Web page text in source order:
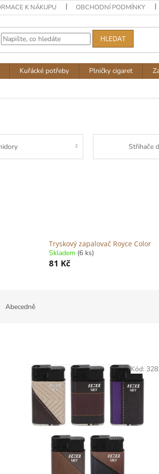
K NÁKUPU OBCHODNÍ PODMÍNKY
HLEDAT
Kuřácké potřeby Plničky cigaret
Střihače
Tryskový zapalovač Royce Color
Skladem (6 ks)
81 Kč
Abecedně
Kód: